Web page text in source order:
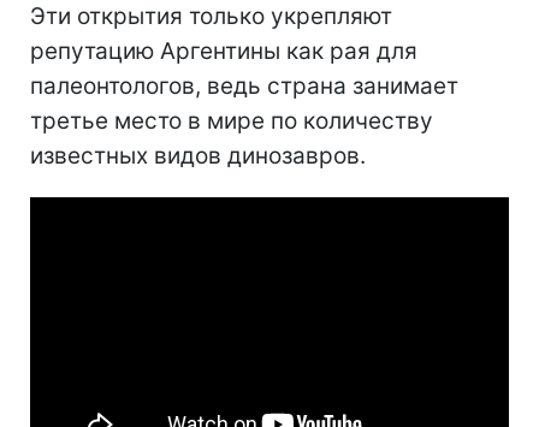
Эти открытия только укрепляют
репутацию Аргентины как рая для
палеонтологов, ведь страна занимает
третье место в мире по количеству
известных видов динозавров.